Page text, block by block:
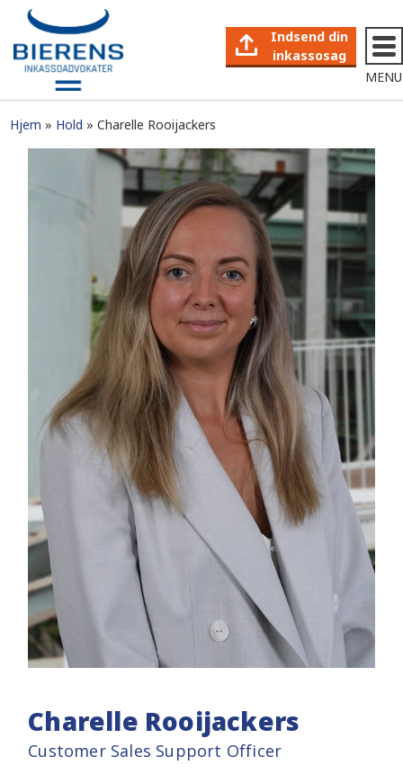
Indsend din
inkassosag
MENU
Hjem Hold Charelle Rooijackers
Charelle Rooijackers
Customer Sales Support Officer